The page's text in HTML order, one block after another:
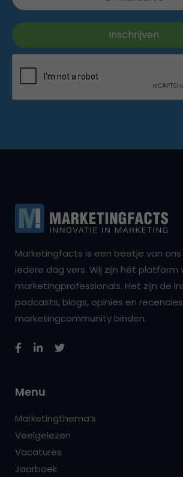
Marketingfacts is een beetje van ons
iedere dag vers. Wij zijn hét platform
marketingprofessionals. Het zijn de
podcasts, blogs, opinies en
marketingcommunity binden.
Menu
Marketingthema’s
Veelgelezen
Vacatures
Jaarboek